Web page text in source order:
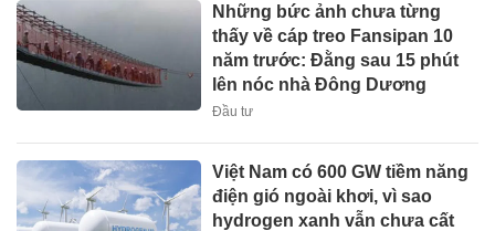
Những bức ảnh chưa từng
thấy về cáp treo Fansipan 10
năm trước: Đằng sau 15 phút
lên nóc nhà Đông Dương
Đầu tư
Việt Nam có 600 GW tiềm năng
điện gió ngoài khơi, vì sao
hydrogen xanh vẫn chưa cất